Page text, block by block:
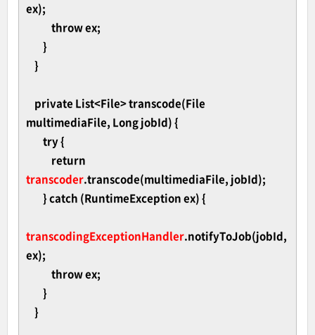
ex);
throw ex;
}
}
private List<File> transcode(File
multimediaFile, Long jobId) {
try {
return
transcoder.transcode(multimediaFile, jobId);
} catch (RuntimeException ex) {
transcodingExceptionHandler.notifyToJob(jobId,
ex);
throw ex;
}
}